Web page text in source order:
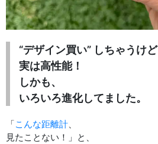
“デザイン買い” しちゃうけど
実は高性能！
しかも、
いろいろ進化してました。
「こんな距離計、
見たことない！」と、